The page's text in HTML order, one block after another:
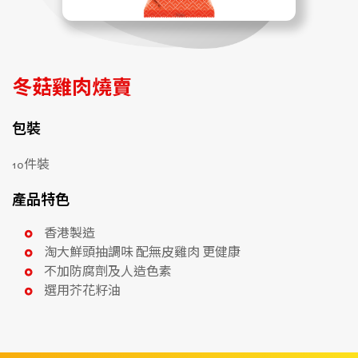
冬菇雞肉燒賣
包裝
10件裝
產品特色
香港製造
淘大鮮頭抽調味 配無皮雞肉 更健康
不加防腐劑及人造色素
選用芥花籽油